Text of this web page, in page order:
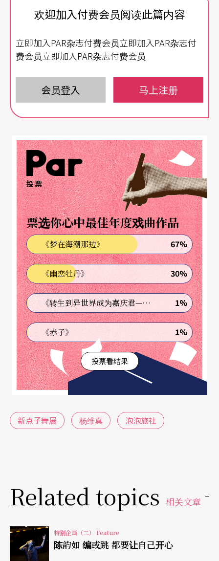
当你以为她接下来要开始畅谈性别议题时，杨维真
吐不快的生活感触。很多事她看到了，明白，然后
就越过，无意驻足。射手座的她是跃动的，没有时
间去感觉自己受到限制。她似乎有一种天生的直觉
与方向感，引导她轻快直率地前行。
旅法五年，长期担任CIE Eolipile当代舞团舞者，法
国文化特有的那种优雅、唱反调，与蛮不在乎的自
信，似乎与杨维真身上的某种特质不谋而合。「我
一到那个国家，就觉得自己是这里的人。」杨维真
笑说，「我向来很懒得去迎合社会价值，质疑好像
是种本能。」她从小就没有崇拜的唯一舞蹈典范，
芭蕾的姿态、现代舞的概念，甚至剧场的手法，同
样令她著迷也给她启发。
舞者，旅外，女性，这样的例子在台湾也许并不少
见，但杨维真还有另一个更独特的身份。二○○六
年，她放弃在法国的高薪工作和安稳生活，在生活
最顺畅的时候回到台湾。「不只是觉得该是时候回
来面对自己的文化，也为了重新寻找一些生活刺激
和创作欲望。」杨维真寻找的刺激，促成了两个诞
并成为一位母亲。
的情感与哀愁，有了孩子后，虽然体能变差、时间
变少，但整个生活的先后顺序都会不一样，思考的
人生意义会从自己衍生到整个社会环境。你会对
『付出』这件事有很不同的感受。」
欢迎加入付费会员阅读此篇内容
立即加入PAR杂志付费会员立即加入PAR杂志付
费会员立即加入PAR杂志付费会员
会员登入 马上注册
投票
票选你心中最佳年度戏曲作品
《梦在海潮那边》 67%
《幽恋牡丹》 30%
《转生到异世界成为嘉庆君—发现我的祖先是诈骗集团!?》 1%
《赤子》 1%
投票看结果
新点子舞展 杨维真 泡泡旅社
Related topics 相关文章
特别企画（二） Feature
陈韵如 编或跳 都要让自己开心